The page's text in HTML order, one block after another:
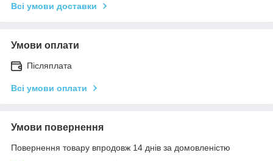
Всі умови доставки
Умови оплати
Післяплата
Всі умови оплати
Умови повернення
Повернення товару впродовж 14 днів за домовленістю